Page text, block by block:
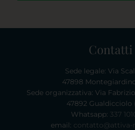
Contatti
Sede legale: Via
47898
Sede organizzativa: Via
47892 Gualdicciolo
Whatsapp: 337
email: contatto@attiva-